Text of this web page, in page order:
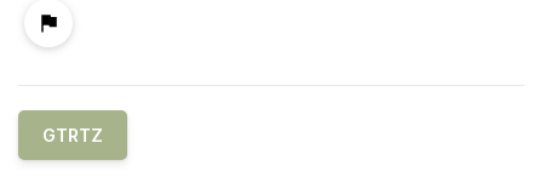
GTRTZ